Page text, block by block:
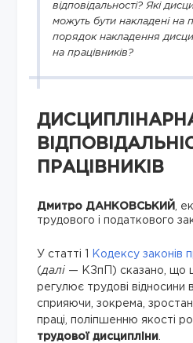
відповідальності? Які
можуть бути накладені на
порядок накладення
на працівників?
ПРАЦІВНИКІВ
Дмитро ДАНКОВСЬКИЙ
,
трудового і податкового
У статті 1
Кодексу законів
(далі — КЗпП) сказано, що
регулює трудові відносини
сприяючи, зокрема,
праці, поліпшенню якості
трудової дисципліни